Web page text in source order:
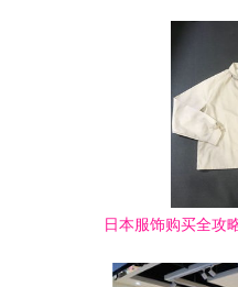
日本服饰购买全攻